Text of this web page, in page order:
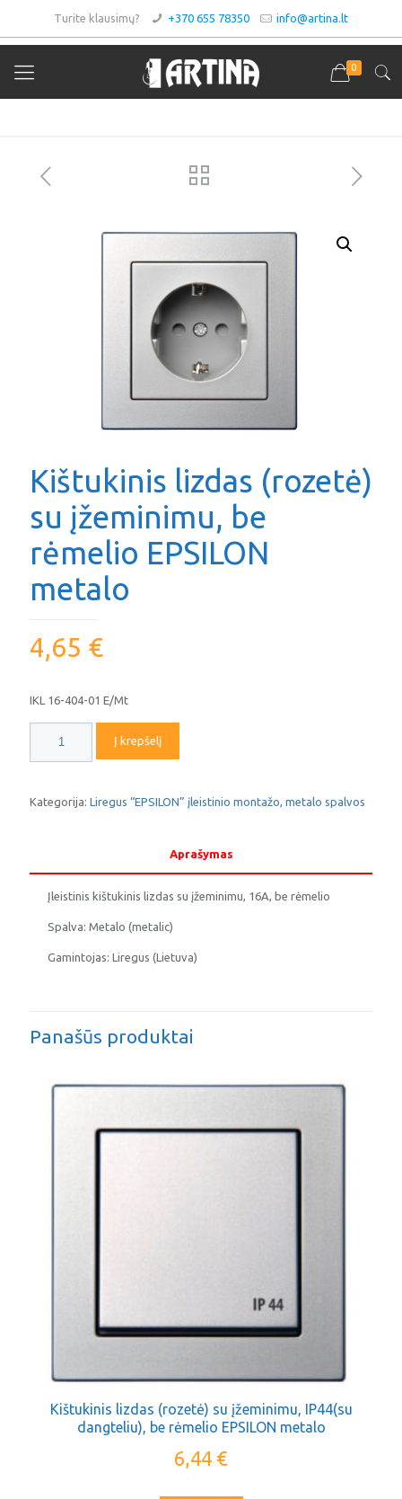
Turite klausimų? +370 655 78350 info@artina.lt
0
Asortimentas
Kištukinis lizdas (rozetė)
su įžeminimu, be
rėmelio EPSILON
metalo
4,65 €
IKL 16-404-01 E/Mt
kiekis:
Kištukinis
(rozetė)
metalo
Į krepšelį
Kategorija: Liregus “EPSILON” įleistinio montažo, metalo spalvos
Aprašymas
Įleistinis kištukinis lizdas su įžeminimu, 16A, be rėmelio
Spalva: Metalo (metalic)
Gamintojas: Liregus (Lietuva)
Panašūs produktai
Kištukinis lizdas (rozetė) su įžeminimu, IP44(su
dangteliu), be rėmelio EPSILON metalo
6,44 €